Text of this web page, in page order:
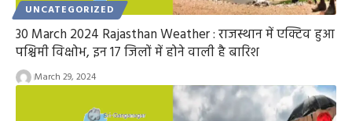
UNCATEGORIZED
30 March 2024 Rajasthan Weather : राजस्थान में एक्टिव हुआ
पश्चिमी विक्षोभ, इन 17 जिलों में होने वाली है बारिश
March 29, 2024